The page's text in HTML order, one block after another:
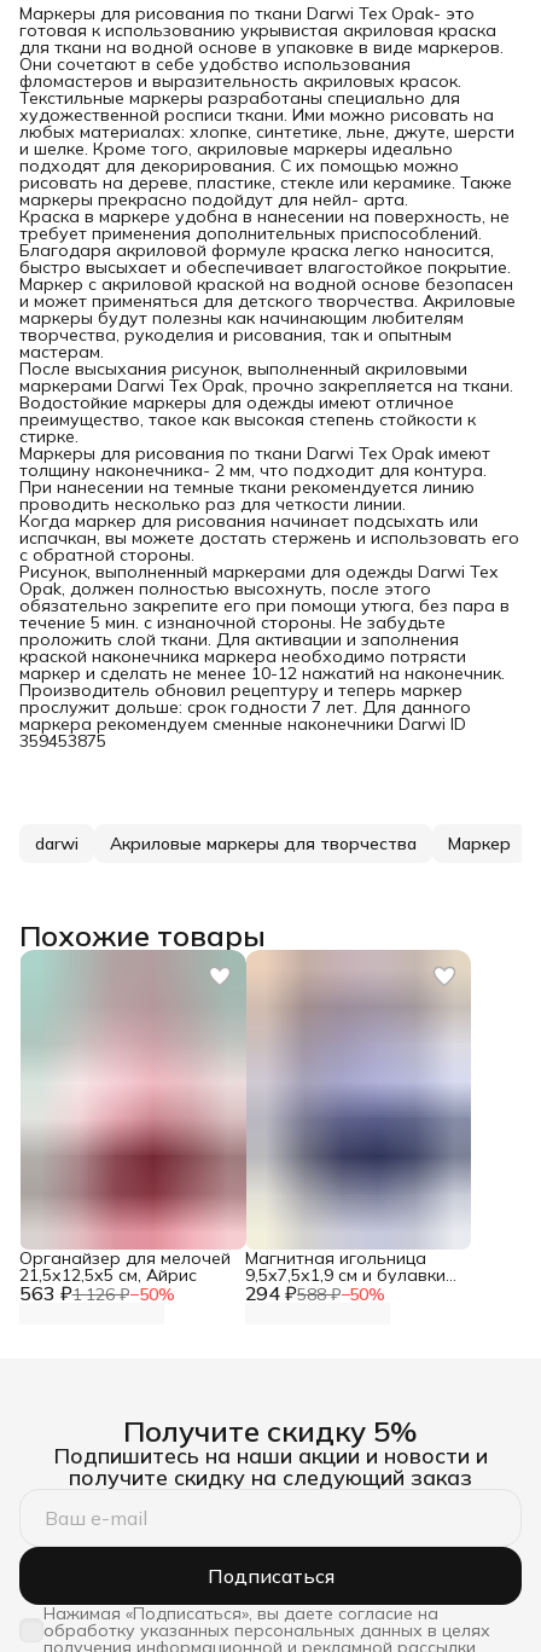
Маркеры для рисования по ткани Darwi Tex Opak- это
готовая к использованию укрывистая акриловая краска
для ткани на водной основе в упаковке в виде маркеров.
Они сочетают в себе удобство использования
фломастеров и выразительность акриловых красок.
Текстильные маркеры разработаны специально для
художественной росписи ткани. Ими можно рисовать на
любых материалах: хлопке, синтетике, льне, джуте, шерсти
и шелке. Кроме того, акриловые маркеры идеально
подходят для декорирования. С их помощью можно
рисовать на дереве, пластике, стекле или керамике. Также
маркеры прекрасно подойдут для нейл- арта.
Краска в маркере удобна в нанесении на поверхность, не
требует применения дополнительных приспособлений.
Благодаря акриловой формуле краска легко наносится,
быстро высыхает и обеспечивает влагостойкое покрытие.
Маркер с акриловой краской на водной основе безопасен
и может применяться для детского творчества. Акриловые
маркеры будут полезны как начинающим любителям
творчества, рукоделия и рисования, так и опытным
мастерам.
После высыхания рисунок, выполненный акриловыми
маркерами Darwi Tex Opak, прочно закрепляется на ткани.
Водостойкие маркеры для одежды имеют отличное
преимущество, такое как высокая степень стойкости к
стирке.
Маркеры для рисования по ткани Darwi Tex Opak имеют
толщину наконечника- 2 мм, что подходит для контура.
При нанесении на темные ткани рекомендуется линию
проводить несколько раз для четкости линии.
Когда маркер для рисования начинает подсыхать или
испачкан, вы можете достать стержень и использовать его
с обратной стороны.
Рисунок, выполненный маркерами для одежды Darwi Tex
Opak, должен полностью высохнуть, после этого
обязательно закрепите его при помощи утюга, без пара в
течение 5 мин. с изнаночной стороны. Не забудьте
проложить слой ткани. Для активации и заполнения
краской наконечника маркера необходимо потрясти
маркер и сделать не менее 10-12 нажатий на наконечник.
Производитель обновил рецептуру и теперь маркер
прослужит дольше: срок годности 7 лет. Для данного
маркера рекомендуем сменные наконечники Darwi ID
359453875
darwi Акриловые маркеры для творчества Маркер
Похожие товары
563 ₽1 126 ₽−50%
Органайзер для мелочей
21,5х12,5х5 см, Айрис
294 ₽588 ₽−50%
Магнитная игольница
9,5х7,5х1,9 см и булавки
портновские Hobby&Pro,
Получите скидку 5%
Подпишитесь на наши акции и новости и
получите скидку на следующий заказ
Подписаться
Нажимая «Подписаться», вы даете согласие на
обработку указанных персональных данных в целях
получения информационной и рекламной рассылки